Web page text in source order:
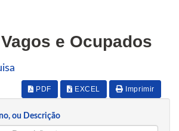
e Ocupados
PDF EXCEL Imprimir
ou Descrição